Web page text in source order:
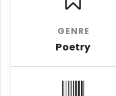
GENRE
Poetry